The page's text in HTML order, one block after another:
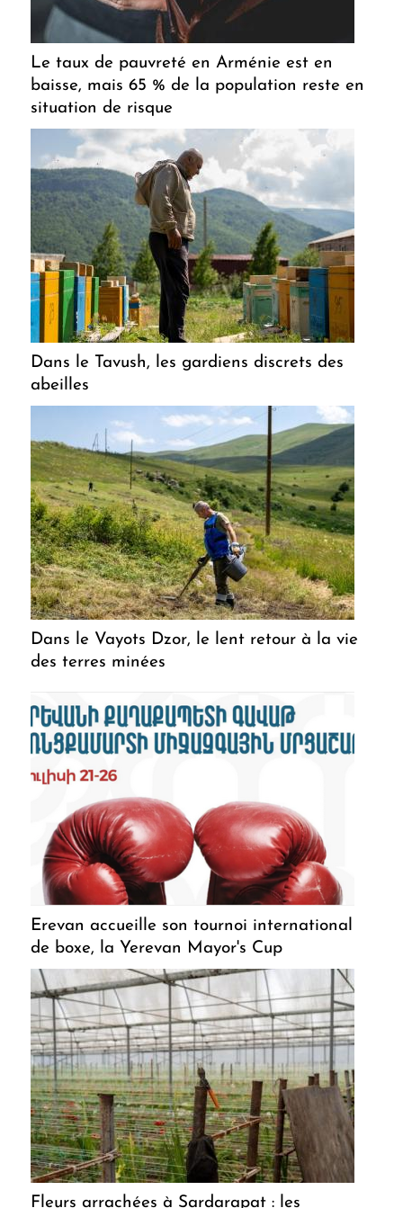
Le taux de pauvreté en Arménie est en
baisse, mais 65 % de la population reste en
situation de risque
Dans le Tavush, les gardiens discrets des
abeilles
Dans le Vayots Dzor, le lent retour à la vie
des terres minées
Erevan accueille son tournoi international
de boxe, la Yerevan Mayor's Cup
Fleurs arrachées à Sardarapat : les